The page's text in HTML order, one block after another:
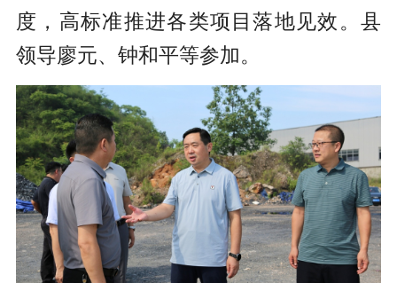
度，高标准推进各类项目落地见效。县
领导廖元、钟和平等参加。